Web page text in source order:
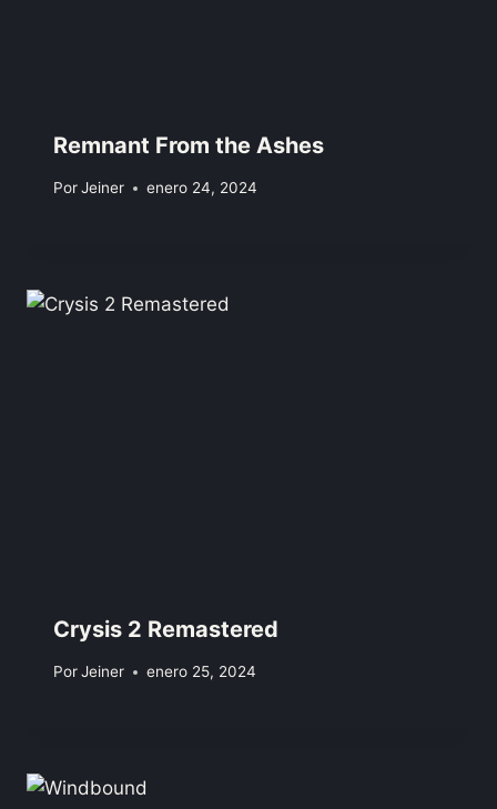
Remnant From the Ashes
PorJeiner enero 24, 2024
Crysis 2 Remastered
PorJeiner enero 25, 2024